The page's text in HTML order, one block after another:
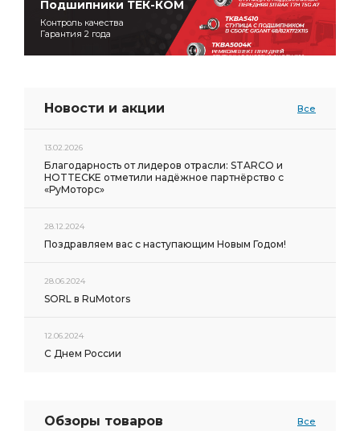
п/к КЗМД ТНВД КАМАЗ ЕВРО-2
Аккумулятор STANDART вал коленчатый кор.
Привод вентилятора гидромуфта АГАТ
вентилятора гидромуфта АГАТ ЧЗСА
гидромуфта АГАТ
Подшипники ТЕК-КОМ
Контроль качества
Гарантия 2 года
Новости и акции Все
13.02.2026
Благодарность от лидеров отрасли: STARCO и
HOTTECKE отметили надёжное партнёрство с
«РуМоторс»
28.12.2024
Поздравляем вас с наступающим Новым Годом!
28.06.2024
SORL в RuMotors
12.06.2024
С Днем России
Обзоры товаров Все